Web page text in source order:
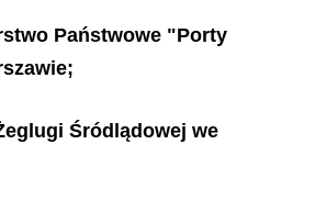
Państwowe "Porty
Śródlądowej we